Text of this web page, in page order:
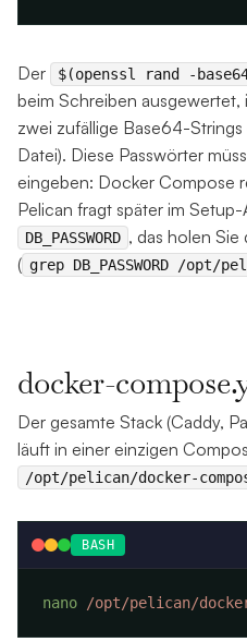
Der $(openssl rand -
beim Schreiben ausgewertet,
zwei zufällige Base64-Strings
Datei). Diese Passwörter
eingeben: Docker Compose
Pelican fragt später im
DB_PASSWORD , das holen Sie
( grep DB_PASSWORD /opt/
docker-
Der gesamte Stack (Caddy,
läuft in einer einzigen
/opt/pelican/docker-
BASH
nano